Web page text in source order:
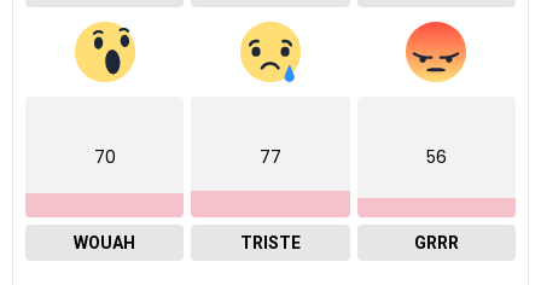
70
WOUAH
77
TRISTE
56
GRRR